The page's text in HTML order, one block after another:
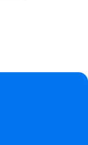
。
分の間隔で起動